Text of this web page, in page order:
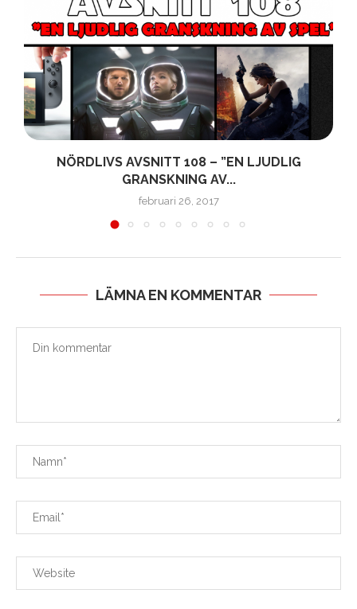
NÖRDLIVS AVSNITT 108 – ”EN LJUDLIG
GRANSKNING AV...
februari 26, 2017
LÄMNA EN KOMMENTAR